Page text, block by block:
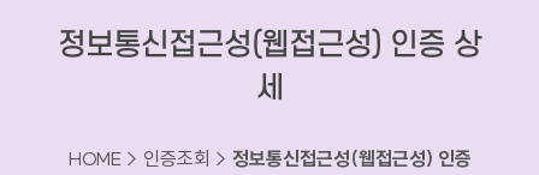
정보통신접근성(웹접근성) 인증 상
세
HOME > 인증조회 > 정보통신접근성(웹접근성) 인증